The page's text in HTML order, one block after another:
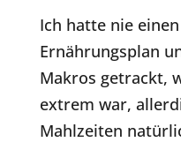
Ich hatte nie
Ernährungsplan
Makros getrackt,
extrem war,
Mahlzeiten